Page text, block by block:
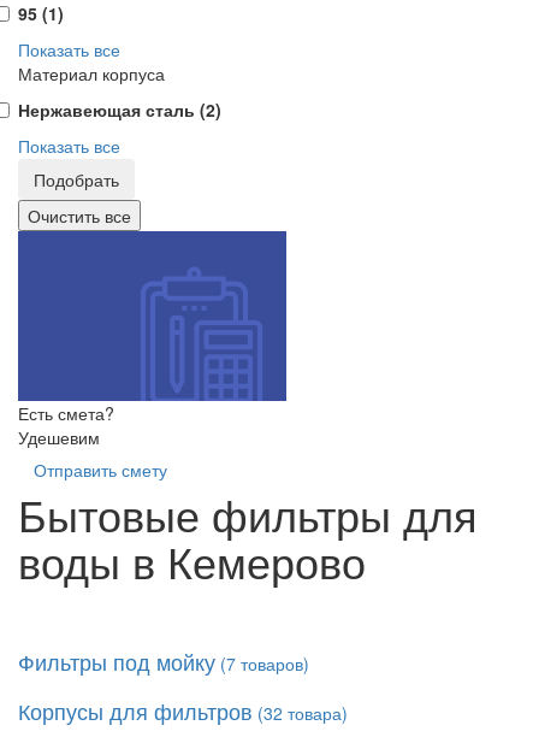
95 (1)
Показать все
Материал корпуса
Нержавеющая сталь (2)
Показать все
Есть смета?
Удешевим
Отправить смету
Бытовые фильтры для
воды в Кемерово
Фильтры под мойку (7 товаров)
Корпусы для фильтров (32 товара)